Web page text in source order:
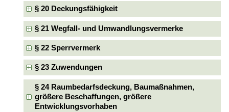
§ 20 Deckungsfähigkeit
§ 21 Wegfall- und Umwandlungsvermerke
§ 22 Sperrvermerk
§ 23 Zuwendungen
§ 24 Raumbedarfsdeckung, Baumaßnahmen,
größere Beschaffungen, größere
Entwicklungsvorhaben